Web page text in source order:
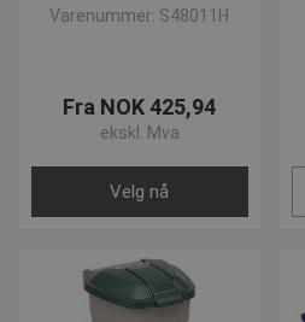
Varenummer: S48011H
Fra NOK 425,94
ekskl. Mva
Velg nå